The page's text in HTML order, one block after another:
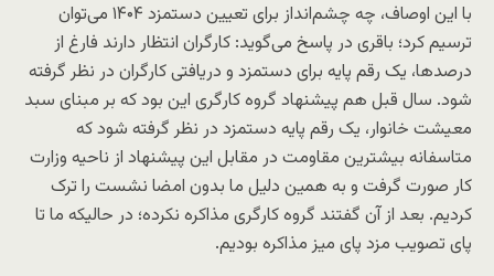
با این اوصاف، چه چشم‌انداز برای تعیین دستمزد ۱۴۰۴ می‌توان
ترسیم کرد؛ باقری در پاسخ می‌گوید: کارگران انتظار دارند فارغ از
درصدها، یک رقم پایه برای دستمزد و دریافتی کارگران در نظر گرفته
شود. سال قبل هم پیشنهاد گروه کارگری این بود که بر مبنای سبد
معیشت خانوار، یک رقم پایه دستمزد در نظر گرفته شود که
متاسفانه بیشترین مقاومت در مقابل این پیشنهاد از ناحیه وزارت
کار صورت گرفت و به همین دلیل ما بدون امضا نشست را ترک
کردیم. بعد از آن گفتند گروه کارگری مذاکره نکرده؛ در حالیکه ما تا
پای تصویب مزد پای میز مذاکره بودیم.